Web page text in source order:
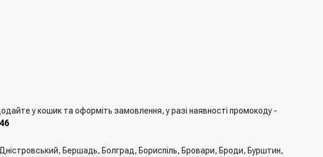
у кошик та оформіть замовлення, у разі наявності промокоду -
Бершадь, Болград, Бориспіль, Бровари, Броди, Бурштин,